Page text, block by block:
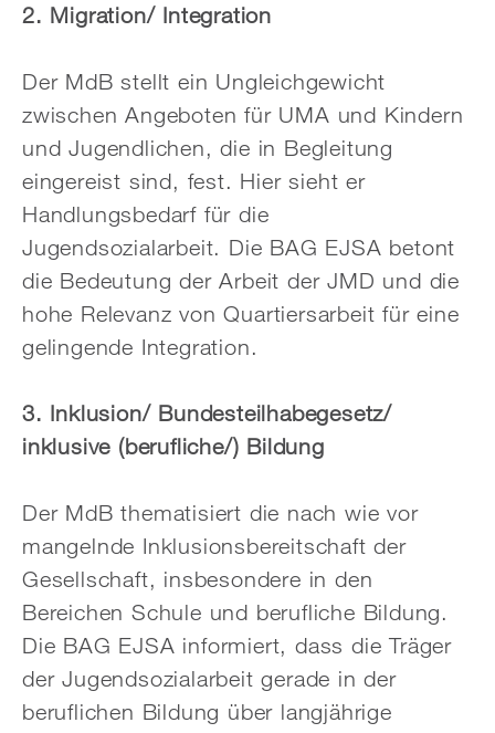
2. Migration/ Integration
Der MdB stellt ein Ungleichgewicht
zwischen Angeboten für UMA und Kindern
und Jugendlichen, die in Begleitung
eingereist sind, fest. Hier sieht er
Handlungsbedarf für die
Jugendsozialarbeit. Die BAG EJSA betont
die Bedeutung der Arbeit der JMD und die
hohe Relevanz von Quartiersarbeit für eine
gelingende Integration.
3. Inklusion/ Bundesteilhabegesetz/
inklusive (berufliche/) Bildung
Der MdB thematisiert die nach wie vor
mangelnde Inklusionsbereitschaft der
Gesellschaft, insbesondere in den
Bereichen Schule und berufliche Bildung.
Die BAG EJSA informiert, dass die Träger
der Jugendsozialarbeit gerade in der
beruflichen Bildung über langjährige